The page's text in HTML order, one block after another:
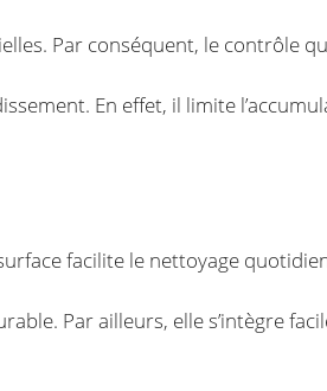
Par conséquent, le contrôle
En effet, il limite
facilite le nettoyage
Par ailleurs, elle s’intègre